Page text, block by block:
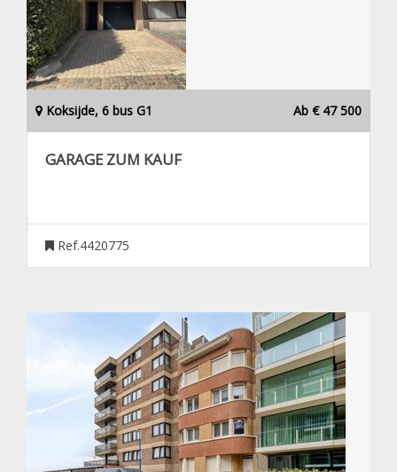
Koksijde, 6 bus G1 Ab € 47 500
GARAGE ZUM KAUF
Ref.4420775